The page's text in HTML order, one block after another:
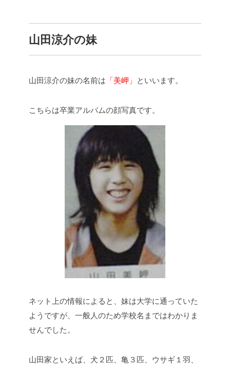
山田涼介の妹
山田涼介の妹の名前は 「美岬」 といいます。
こちらは卒業アルバムの顔写真です。
ネット上の情報によると、妹は大学に通っていた
ようですが、一般人のため学校名まではわかりま
せんでした。
山田家といえば、犬２匹、亀３匹、ウサギ１羽、